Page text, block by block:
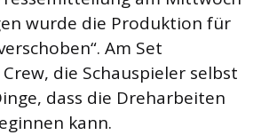
wurde die Produktion für
Am Set
die Schauspieler selbst
dass die Dreharbeiten
kann.